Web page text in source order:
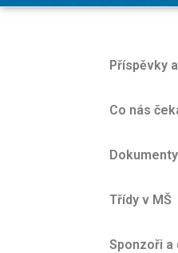
Příspěvky
Co nás
Dokumenty
Třídy v MŠ
Sponzoři a